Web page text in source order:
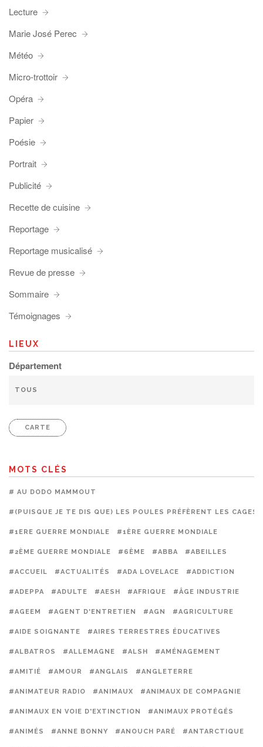
Lecture
Marie José Perec
Météo
Micro-trottoir
Opéra
Papier
Poésie
Portrait
Publicité
Recette de cuisine
Reportage
Reportage musicalisé
Revue de presse
Sommaire
Témoignages
LIEUX
Département
CARTE
MOTS CLÉS
# AU DODO MAMMOUT
#(PUISQUE JE TE DIS QUE) LES POULES PRÉFÈRENT LES CAGES
#1ERE GUERRE MONDIALE #1ÈRE GUERRE MONDIALE
#2ÈME GUERRE MONDIALE #6ÈME #ABBA #ABEILLES
#ACCUEIL #ACTUALITÉS #ADA LOVELACE #ADDICTION
#ADEPPA #ADULTE #AESH #AFRIQUE #ÂGE INDUSTRIE
#AGEEM #AGENT D'ENTRETIEN #AGN #AGRICULTURE
#AIDE SOIGNANTE #AIRES TERRESTRES ÉDUCATIVES
#ALBATROS #ALLEMAGNE #ALSH #AMÉNAGEMENT
#AMITIÉ #AMOUR #ANGLAIS #ANGLETERRE
#ANIMATEUR RADIO #ANIMAUX #ANIMAUX DE COMPAGNIE
#ANIMAUX EN VOIE D'EXTINCTION #ANIMAUX PROTÉGÉS
#ANIMÉS #ANNE BONNY #ANOUCH PARÉ #ANTARCTIQUE